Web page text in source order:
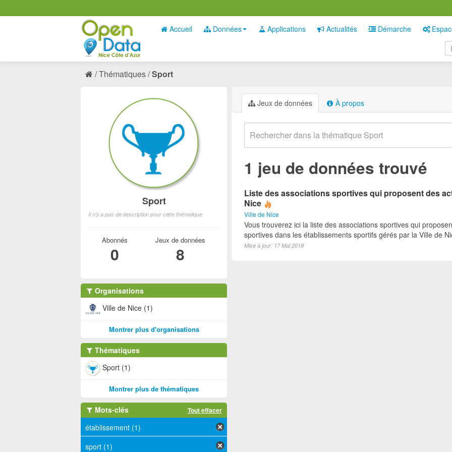
Accueil Données Applications Actualités Démarche
Thématiques Sport
Jeux de données À propos
1 jeu de données trouvé
Liste des associations sportives qui proposent des
Nice
Ville de Nice
Vous trouverez ici la liste des associations sportives qui
sportives dans les établissements sportifs gérés par la Ville de
Mise à jour: 17 Mai 2019
Sport
Il n'y a pas de description pour cette thématique
Abonnés
0
Jeux de données
8
Organisations
Ville de Nice (1)
Montrer plus d'organisations
Thématiques
Sport (1)
Montrer plus de thématiques
Mots-clés Tout effacer
établissement (1)
sport (1)